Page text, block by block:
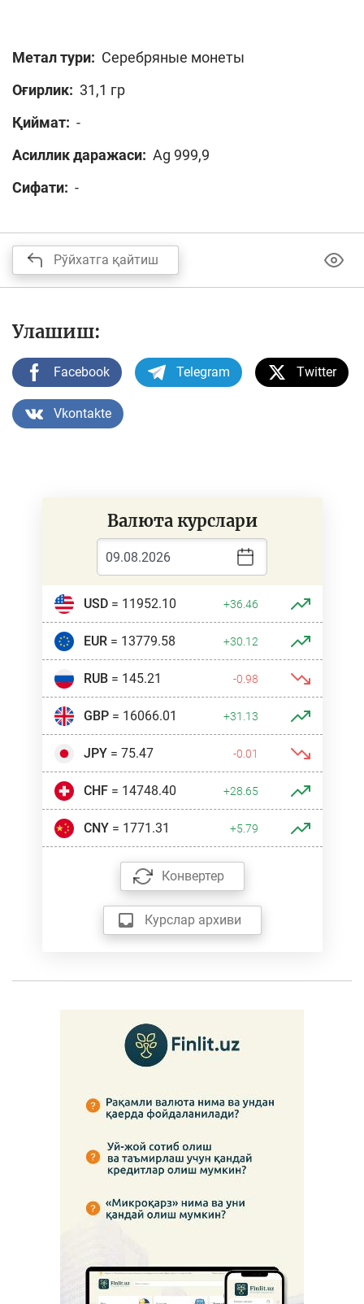
Метал тури: Серебряные монеты
Оғирлик: 31,1 гр
Қиймат: -
Асиллик даражаси: Ag 999,9
Сифати: -
Рўйхатга қайтиш
Улашиш:
Facebook Telegram Twitter
Vkontakte
Валюта курслари
USD= 11952.10 +36.46
EUR= 13779.58 +30.12
RUB= 145.21 -0.98
GBP= 16066.01 +31.13
JPY= 75.47 -0.01
CHF= 14748.40 +28.65
CNY= 1771.31 +5.79
Конвертер
Курслар архиви